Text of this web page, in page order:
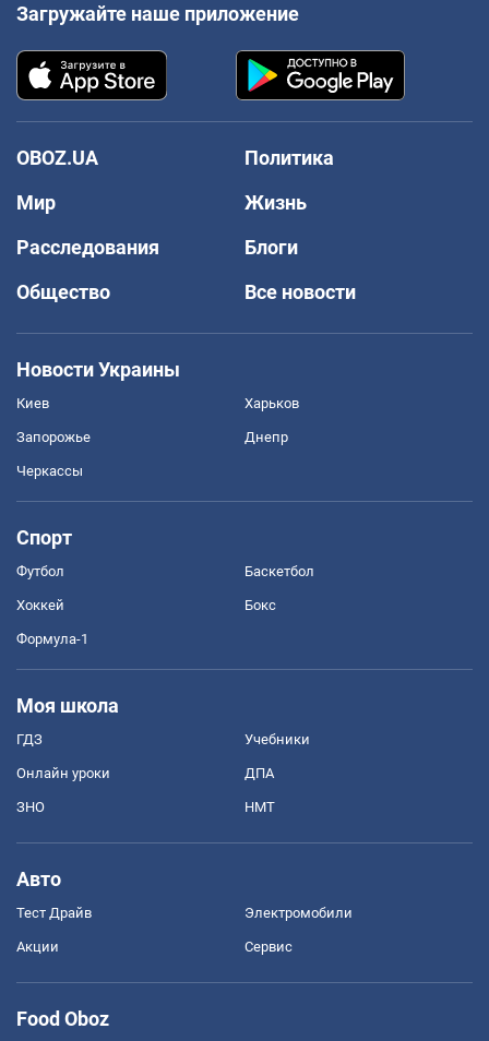
Загружайте наше приложение
OBOZ.UA
Политика
Мир
Жизнь
Расследования
Блоги
Общество
Все новости
Новости Украины
Киев Харьков
Запорожье Днепр
Черкассы
Спорт
Футбол Баскетбол
Хоккей Бокс
Формула-1
Моя школа
ГДЗ Учебники
Онлайн уроки ДПА
ЗНО НМТ
Авто
Тест Драйв Электромобили
Акции Сервис
Food Oboz